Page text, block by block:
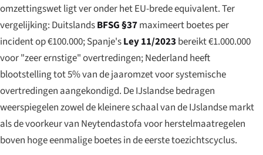
omzettingswet ligt ver onder het EU-brede equivalent. Ter
vergelijking: DuitslandsBFSG §37maximeert boetes per
incident op €100.000; Spanje'sLey 11/2023 bereikt €1.000.000
voor "zeer ernstige" overtredingen; Nederland heeft
blootstelling tot 5% van de jaaromzet voor systemische
overtredingen aangekondigd. De IJslandse bedragen
weerspiegelen zowel de kleinere schaal van de IJslandse markt
als de voorkeur van Neytendastofa voor herstelmaatregelen
boven hoge eenmalige boetes in de eerste toezichtscyclus.